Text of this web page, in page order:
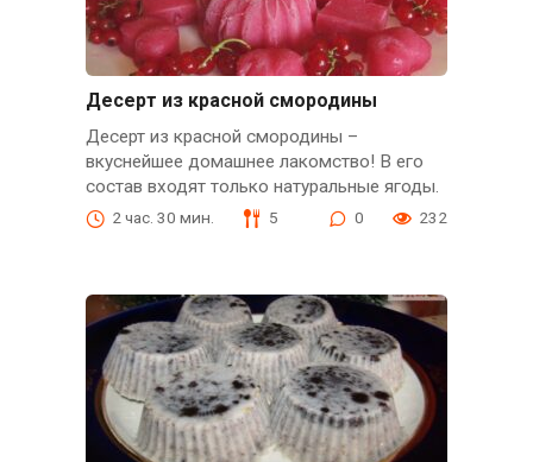
Десерт из красной смородины
Десерт из красной смородины –
вкуснейшее домашнее лакомство! В его
состав входят только натуральные ягоды.
2 час. 30 мин. 5 0 232